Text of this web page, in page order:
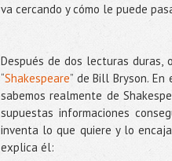
va cercando y cómo le puede
Después de dos lecturas
“Shakespeare” de Bill Bryson.
sabemos realmente de
supuestas informaciones
inventa lo que quiere y lo
explica él: